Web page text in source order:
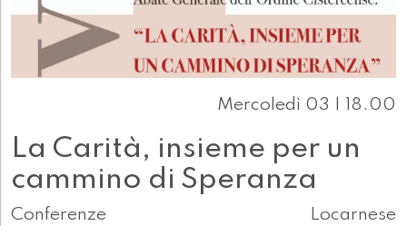
Mercoledì 03 | 18.00
La Carità, insieme per un
cammino di Speranza
Conferenze Locarnese